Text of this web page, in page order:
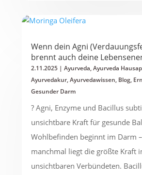
Wenn dein Agni
brennt auch deine
2.11.2025| Ayurveda,Ayurveda
Ayurvedakur,Ayurvedawissen, Blog,
Gesunder Darm
? Agni, Enzyme und Bacillus
unsichtbare Kraft für gesunde
Wohlbefinden beginnt im Darm
manchmal liegt die größte Kraft
unsichtbaren Verbündeten.